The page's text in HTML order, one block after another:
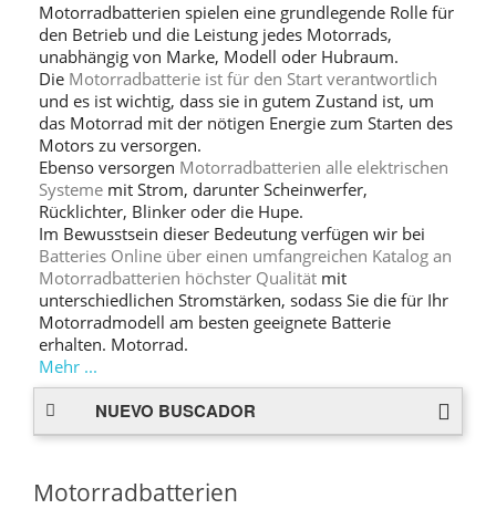
Motorradbatterien spielen eine grundlegende Rolle für
den Betrieb und die Leistung jedes Motorrads,
unabhängig von Marke, Modell oder Hubraum.
Die Motorradbatterie ist für den Start verantwortlich
und es ist wichtig, dass sie in gutem Zustand ist, um
das Motorrad mit der nötigen Energie zum Starten des
Motors zu versorgen.
Ebenso versorgen Motorradbatterien alle elektrischen
Systeme mit Strom, darunter Scheinwerfer,
Rücklichter, Blinker oder die Hupe.
Im Bewusstsein dieser Bedeutung verfügen wir bei
Batteries Online über einen umfangreichen Katalog an
Motorradbatterien höchster Qualität mit
unterschiedlichen Stromstärken, sodass Sie die für Ihr
Motorradmodell am besten geeignete Batterie
erhalten. Motorrad.
Mehr ...
NUEVO BUSCADOR
Motorradbatterien